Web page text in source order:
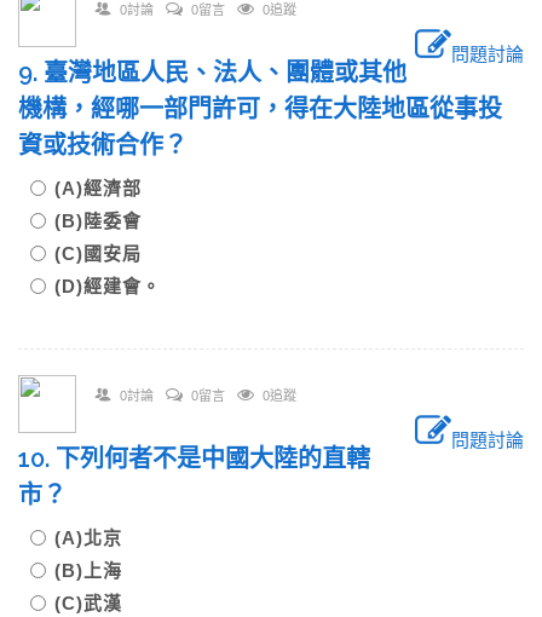
0討論 0留言 0追蹤
問題討論
9. 臺灣地區人民、法人、團體或其他
機構，經哪一部門許可，得在大陸地區從事投
資或技術合作？
(A)經濟部
(B)陸委會
(C)國安局
(D)經建會。
0討論 0留言 0追蹤
問題討論
10. 下列何者不是中國大陸的直轄
市？
(A)北京
(B)上海
(C)武漢